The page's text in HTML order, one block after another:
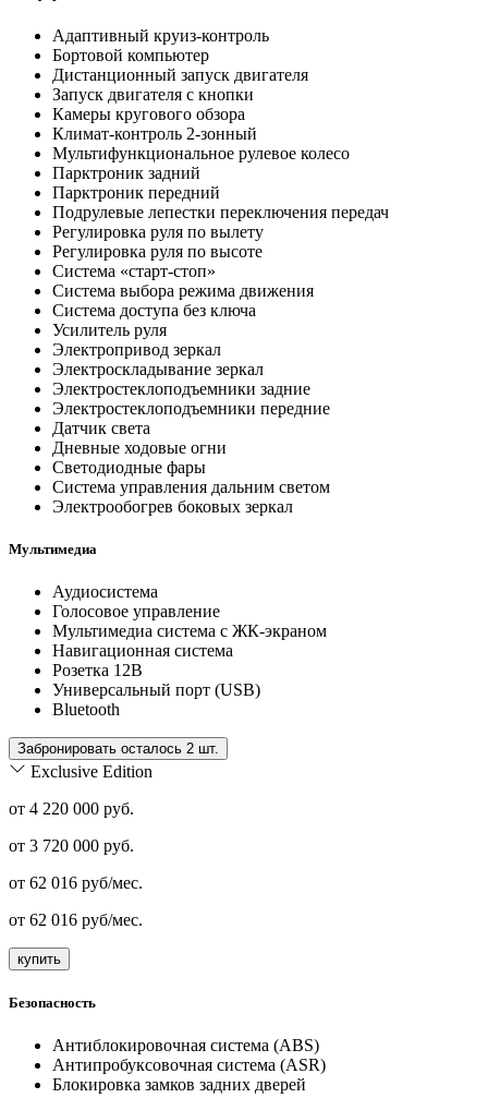
Адаптивный круиз-контроль
Бортовой компьютер
Дистанционный запуск двигателя
Запуск двигателя с кнопки
Камеры кругового обзора
Климат-контроль 2-зонный
Мультифункциональное рулевое колесо
Парктроник задний
Парктроник передний
Подрулевые лепестки переключения передач
Регулировка руля по вылету
Регулировка руля по высоте
Система «старт-стоп»
Система выбора режима движения
Система доступа без ключа
Усилитель руля
Электропривод зеркал
Электроскладывание зеркал
Электростеклоподъемники задние
Электростеклоподъемники передние
Датчик света
Дневные ходовые огни
Светодиодные фары
Система управления дальним светом
Электрообогрев боковых зеркал
Мультимедиа
Аудиосистема
Голосовое управление
Мультимедиа система с ЖК-экраном
Навигационная система
Розетка 12В
Универсальный порт (USB)
Bluetooth
Забронировать осталось 2 шт.
Exclusive Edition
от 4 220 000 руб.
от 3 720 000 руб.
от 62 016 руб/мес.
от 62 016 руб/мес.
купить
Безопасность
Антиблокировочная система (ABS)
Антипробуксовочная система (ASR)
Блокировка замков задних дверей